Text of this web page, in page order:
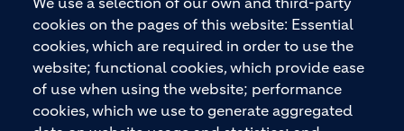
cookies on the pages of this website: Essential
cookies, which are required in order to use the
website; functional cookies, which provide ease
of use when using the website; performance
cookies, which we use to generate aggregated
Baustoffe und integrierte Baulösungen für den
gesamten Bauprozess – vom Fundament über den
Boden bis zu Wänden und Dächern – mit
Premiummarken wie ECOPact, ECOPlanet,
ECOCycle und Ytong.